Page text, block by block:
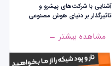
آشنایی با شرکت‌های پیشرو و
تاثیرگذار بر دنیای هوش مصنوعی
مشاهده بیشتر ←